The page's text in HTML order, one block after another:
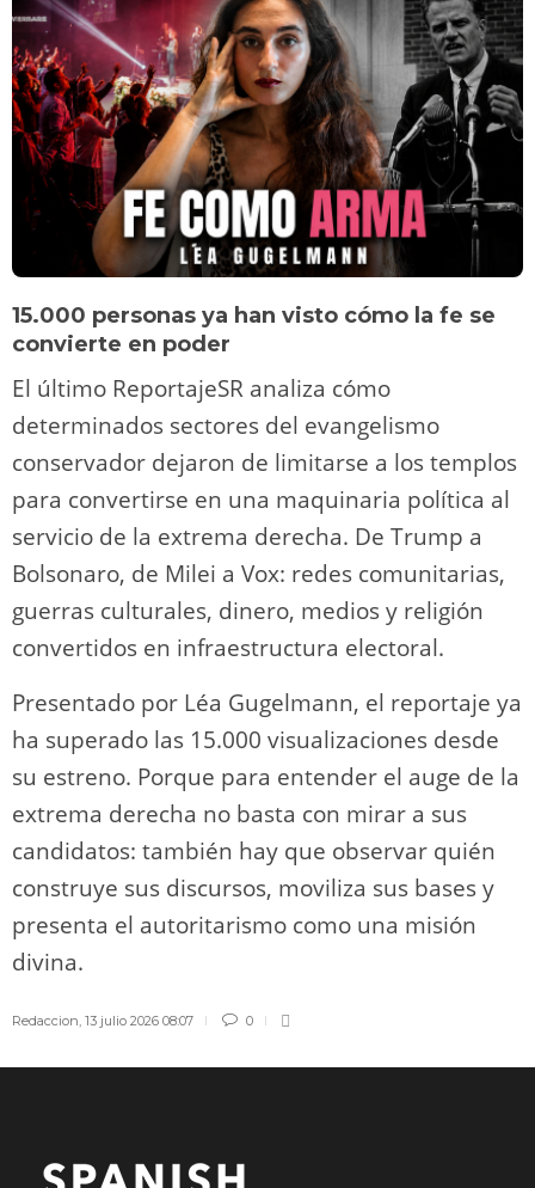
15.000 personas ya han visto cómo la fe se
convierte en poder
El último ReportajeSR analiza cómo
determinados sectores del evangelismo
conservador dejaron de limitarse a los templos
para convertirse en una maquinaria política al
servicio de la extrema derecha. De Trump a
Bolsonaro, de Milei a Vox: redes comunitarias,
guerras culturales, dinero, medios y religión
convertidos en infraestructura electoral.
Presentado por Léa Gugelmann, el reportaje ya
ha superado las 15.000 visualizaciones desde
su estreno. Porque para entender el auge de la
extrema derecha no basta con mirar a sus
candidatos: también hay que observar quién
construye sus discursos, moviliza sus bases y
presenta el autoritarismo como una misión
divina.
Redaccion, 13 julio 2026 08:07 0